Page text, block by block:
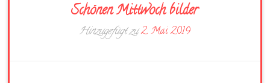
Schönen Mittwoch bilder
Hinzugefügt zu2. Mai 2019